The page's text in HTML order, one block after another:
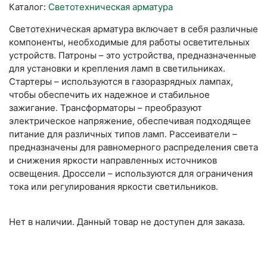
Каталог: Светотехническая арматура
Светотехническая арматура включает в себя различные
компоненты, необходимые для работы осветительных
устройств. Патроны – это устройства, предназначенные
для установки и крепления ламп в светильниках.
Стартеры – используются в газоразрядных лампах,
чтобы обеспечить их надежное и стабильное
зажигание. Трансформаторы – преобразуют
электрическое напряжение, обеспечивая подходящее
питание для различных типов ламп. Рассеиватели –
предназначены для равномерного распределения света
и снижения яркости направленных источников
освещения. Дроссели – используются для ограничения
тока или регулирования яркости светильников.
Нет в наличии. Данный товар не доступен для заказа.